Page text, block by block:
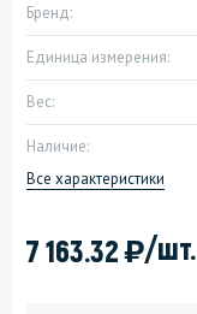
Бренд:
Единица измерения:
Вес:
Наличие:
Все характеристики
7 163.32)/шт.